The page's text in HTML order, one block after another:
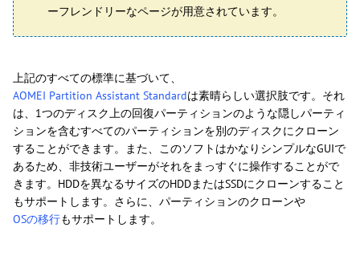
ーフレンドリーなページが用意されています。
上記のすべての標準に基づいて、
AOMEI Partition Assistant Standardは素晴らしい選択肢です。それ
は、1つのディスク上の回復パーティションのような隠しパーティ
ションを含むすべてのパーティションを別のディスクにクローン
することができます。また、このソフトはかなりシンプルなGUIで
あるため、非技術ユーザーがそれをまっすぐに操作することがで
きます。HDDを異なるサイズのHDDまたはSSDにクローンすること
もサポートします。さらに、パーティションのクローンや
OSの移行もサポートします。